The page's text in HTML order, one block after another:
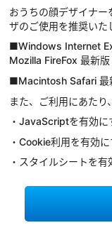
おうちの顔デザイナ
ザのご使用を推奨いた
■Windows Internet
Mozilla FireFox 最新
■Macintosh Safari 最
また、ご利用にあたり
・JavaScriptを有効に
・Cookie利用を有効に
・スタイルシートを有